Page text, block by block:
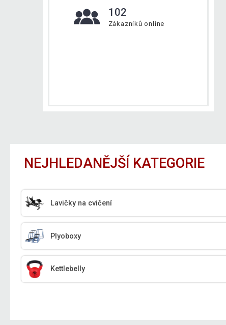
102
Zákazníků online
NEJHLEDANĚJŠÍ KATEGORIE
Lavičky na cvičení
Plyoboxy
Kettlebelly